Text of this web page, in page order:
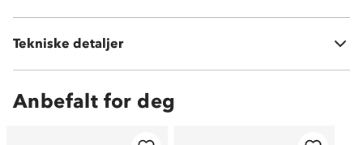
Tekniske detaljer
Vekt:38 gram
Anbefalt for deg